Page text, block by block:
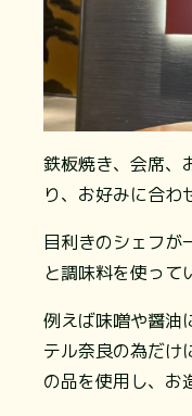
鉄板焼き、会席、
り、お好みに合わ
目利きのシェフが
と調味料を使って
例えば味噌や醤油
テル奈良の為だけ
の品を使用し、お